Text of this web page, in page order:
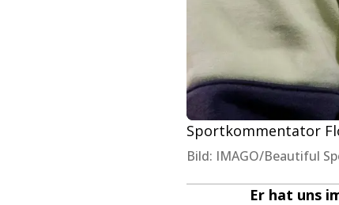
Sportkommentator
Bild: IMAGO/Beautiful
Er hat uns